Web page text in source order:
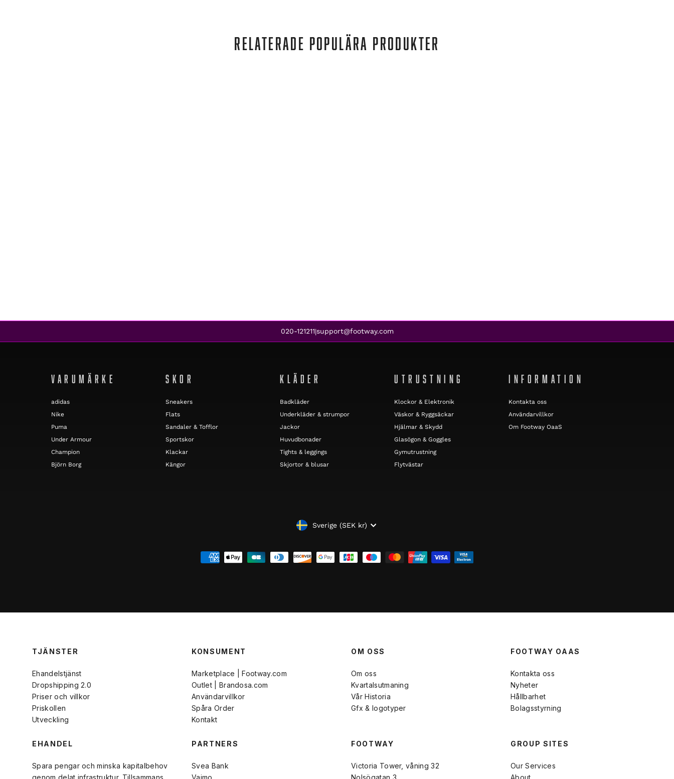
RELATERADE POPULÄRA PRODUKTER
020-121211|support@footway.com
VARUMÄRKE
adidas
Nike
Puma
Under Armour
Champion
Björn Borg
SKOR
Sneakers
Flats
Sandaler & Tofflor
Sportskor
Klackar
Kängor
KLÄDER
Badkläder
Underkläder & strumpor
Jackor
Huvudbonader
Tights & leggings
Skjortor & blusar
UTRUSTNING
Klockor & Elektronik
Väskor & Ryggsäckar
Hjälmar & Skydd
Glasögon & Goggles
Gymutrustning
Flytvästar
INFORMATION
Kontakta oss
Användarvillkor
Om Footway OaaS
VALUTA
Sverige (SEK kr)
TJÄNSTER
Ehandelstjänst
Dropshipping 2.0
Priser och villkor
Priskollen
Utveckling
KONSUMENT
Marketplace | Footway.com
Outlet | Brandosa.com
Användarvillkor
Spåra Order
Kontakt
OM OSS
Om oss
Kvartalsutmaning
Vår Historia
Gfx & logotyper
FOOTWAY OAAS
Kontakta oss
Nyheter
Hållbarhet
Bolagsstyrning
EHANDEL
Spara pengar och minska kapitalbehov
PARTNERS
Svea Bank
FOOTWAY
Victoria Tower, våning 32
GROUP SITES
Our Services